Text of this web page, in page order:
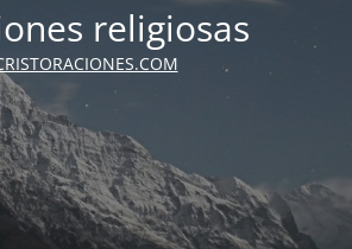
religiosas